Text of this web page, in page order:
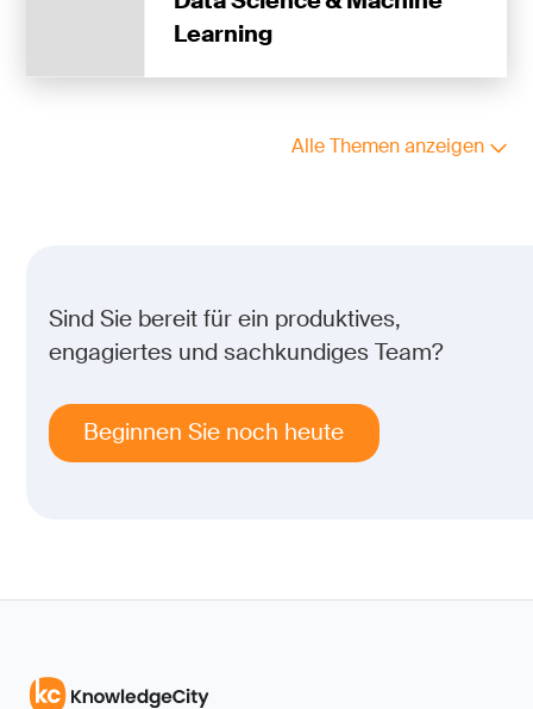
Learning
Alle Themen anzeigen
Sind Sie bereit für ein produktives,
engagiertes und sachkundiges Team?
Beginnen Sie noch heute